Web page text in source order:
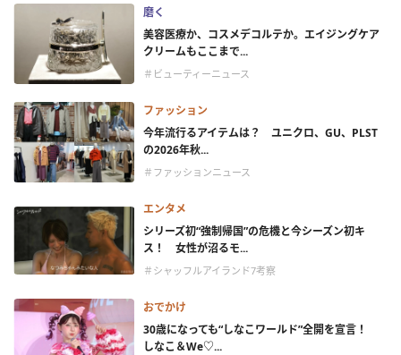
磨く
美容医療か、コスメデコルテか。エイジングケア
クリームもここまで...
＃ビューティーニュース
ファッション
今年流行るアイテムは？ ユニクロ、GU、PLST
の2026年秋...
＃ファッションニュース
エンタメ
シリーズ初“強制帰国”の危機と今シーズン初キ
ス！ 女性が沼るモ...
＃シャッフルアイランド7考察
おでかけ
30歳になっても“しなこワールド”全開を宣言！
しなこ＆We♡...